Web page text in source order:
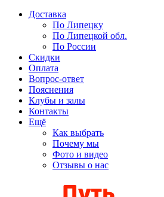
Доставка
По Липецку
По Липецкой обл.
По России
Скидки
Оплата
Вопрос-ответ
Пояснения
Клубы и залы
Контакты
Ещё
Как выбрать
Почему мы
Фото и видео
Отзывы о нас